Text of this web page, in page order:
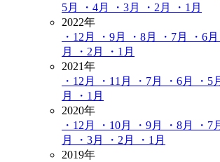
5月
・4月 ・3月 ・2月
・1月
2022年
・12月
・9月 ・8月 ・7月 ・6月
月
・2月
・1月
2021年
・12月
・11月 ・7月 ・6月 ・5
月
・1月
2020年
・12月
・10月 ・9月 ・8月 ・7
月
・3月 ・2月
・1月
2019年